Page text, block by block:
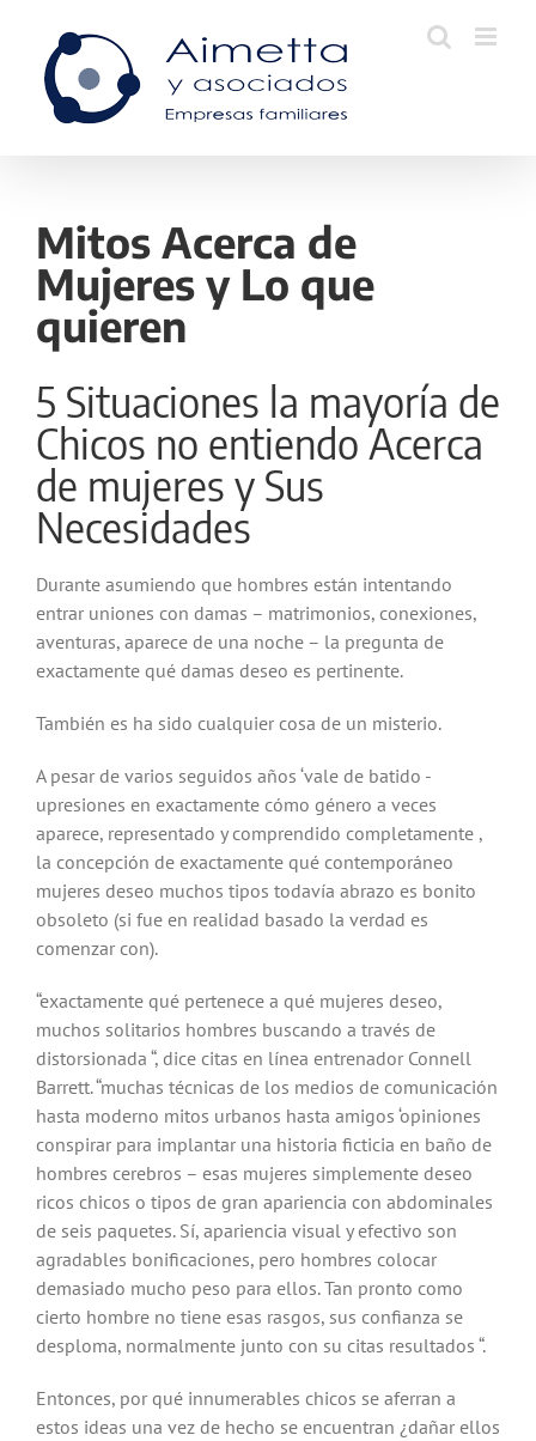
content
Mitos Acerca de
Mujeres y Lo que
quieren
5 Situaciones la mayoría de
Chicos no entiendo Acerca
de mujeres y Sus
Necesidades
Durante asumiendo que hombres están intentando
entrar uniones con damas – matrimonios, conexiones,
aventuras, aparece de una noche – la pregunta de
exactamente qué damas deseo es pertinente.
También es ha sido cualquier cosa de un misterio.
A pesar de varios seguidos años ‘vale de batido -
upresiones en exactamente cómo género a veces
aparece, representado y comprendido completamente ,
la concepción de exactamente qué contemporáneo
mujeres deseo muchos tipos todavía abrazo es bonito
obsoleto (si fue en realidad basado la verdad es
comenzar con).
“exactamente qué pertenece a qué mujeres deseo,
muchos solitarios hombres buscando a través de
distorsionada “, dice citas en línea entrenador Connell
Barrett. “muchas técnicas de los medios de comunicación
hasta moderno mitos urbanos hasta amigos ‘opiniones
conspirar para implantar una historia ficticia en baño de
hombres cerebros – esas mujeres simplemente deseo
ricos chicos o tipos de gran apariencia con abdominales
de seis paquetes. Sí, apariencia visual y efectivo son
agradables bonificaciones, pero hombres colocar
demasiado mucho peso para ellos. Tan pronto como
cierto hombre no tiene esas rasgos, sus confianza se
desploma, normalmente junto con su citas resultados “.
Entonces, por qué innumerables chicos se aferran a
estos ideas una vez de hecho se encuentran ¿dañar ellos